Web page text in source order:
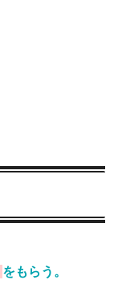
をもらう。